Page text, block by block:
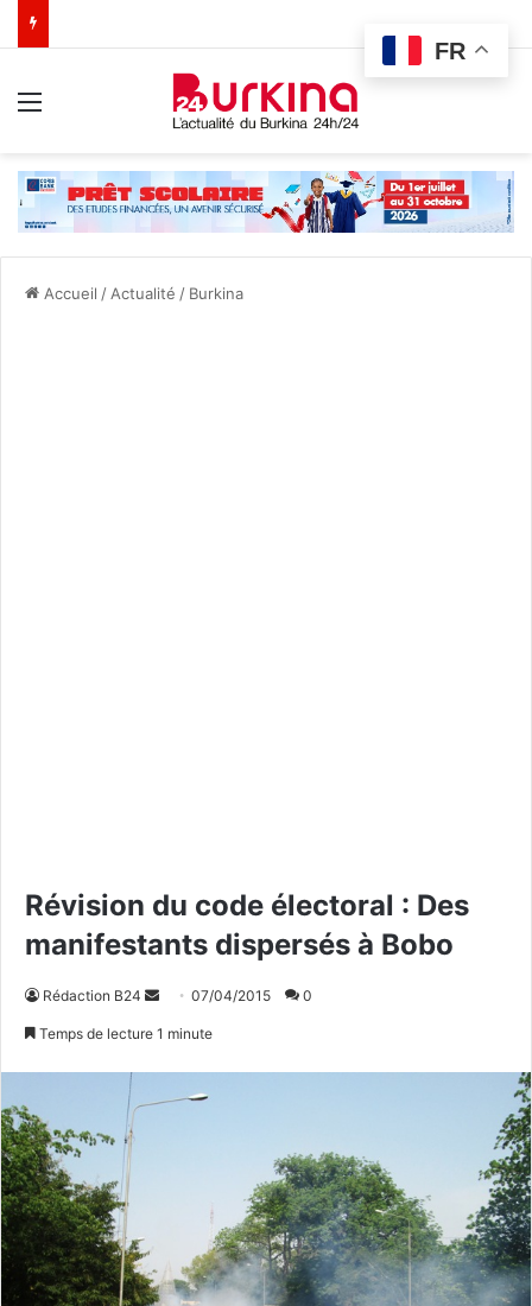
Accueil / Actualité / Burkina
Révision du code électoral : Des
manifestants dispersés à Bobo
Rédaction B24
y
o
07/04/2015 0
Temps de lecture 1 minute
FR